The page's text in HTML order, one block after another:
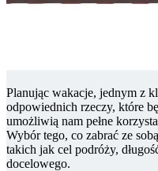
Planując wakacje, jednym z
odpowiednich rzeczy, które
umożliwią nam pełne
Wybór tego, co zabrać ze
takich jak cel podróży,
docelowego.